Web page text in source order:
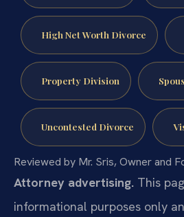
High Net Worth Divorce
Property Division
Uncontested Divorce
Reviewed by Mr. Sris, Owner and
Attorney advertising. This
informational purposes only